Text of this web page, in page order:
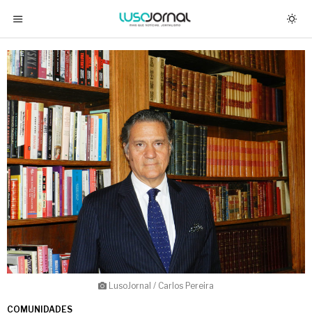
LusoJornal / Carlos Pereira
COMUNIDADES